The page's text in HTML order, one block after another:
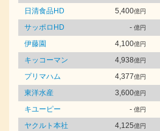
日清食品HD
5,400億円
サッポロHD
- 億円
伊藤園
4,100億円
キッコーマン
4,938億円
プリマハム
4,377億円
東洋水産
3,600億円
キユーピー
- 億円
ヤクルト本社
4,125億円